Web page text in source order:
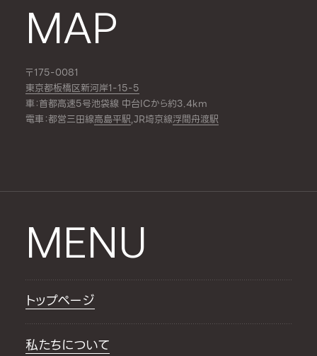
MAP
〒175-0081
東京都板橋区新河岸1-15-5
車：首都高速5号池袋線 中台ICから約3.4km
電車：都営三田線高島平駅,JR埼京線浮間舟渡駅
MENU
トップページ
私たちについて